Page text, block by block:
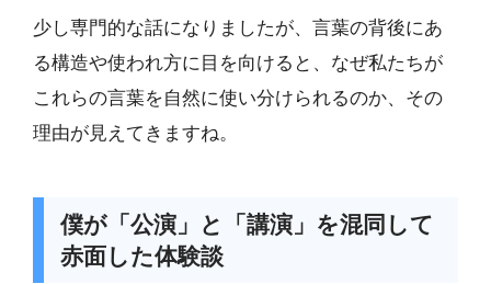
少し専門的な話になりましたが、言葉の背後にあ
る構造や使われ方に目を向けると、なぜ私たちが
これらの言葉を自然に使い分けられるのか、その
理由が見えてきますね。
僕が「公演」と「講演」を混同して
赤面した体験談